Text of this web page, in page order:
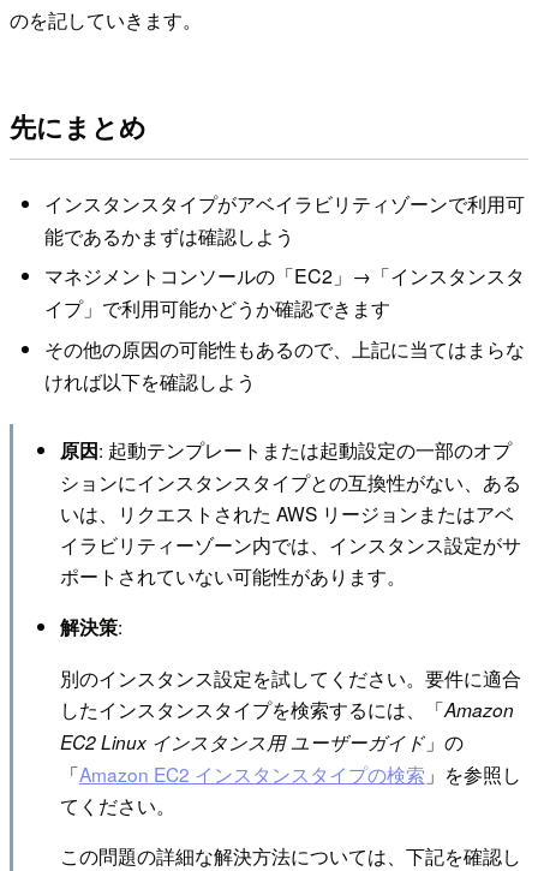
のを記していきます。
先にまとめ
インスタンスタイプがアベイラビリティゾーンで利用可
能であるかまずは確認しよう
マネジメントコンソールの「EC2」→「インスタンスタ
イプ」で利用可能かどうか確認できます
その他の原因の可能性もあるので、上記に当てはまらな
ければ以下を確認しよう
原因: 起動テンプレートまたは起動設定の一部のオプ
ションにインスタンスタイプとの互換性がない、ある
いは、リクエストされた AWS リージョンまたはアベ
イラビリティーゾーン内では、インスタンス設定がサ
ポートされていない可能性があります。
解決策:
別のインスタンス設定を試してください。要件に適合
したインスタンスタイプを検索するには、「Amazon
EC2 Linux インスタンス用 ユーザーガイド」の
「Amazon EC2 インスタンスタイプの検索 」を参照し
てください。
この問題の詳細な解決方法については、下記を確認し